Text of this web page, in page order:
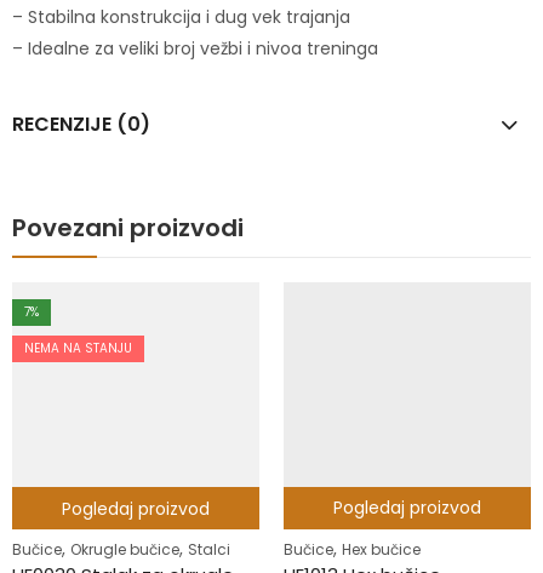
– Stabilna konstrukcija i dug vek trajanja
– Idealne za veliki broj vežbi i nivoa treninga
RECENZIJE (0)
Povezani proizvodi
7%
NEMA NA STANJU
Pogledaj proizvod
Pogledaj proizvod
Bučice, Hex bučice